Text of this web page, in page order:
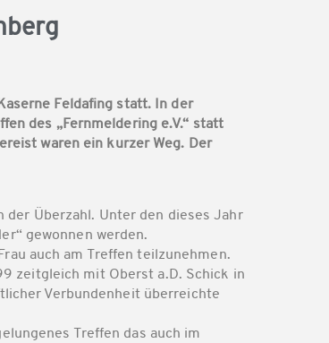
Feldafing statt. In der
des „Fernmeldering e.V.“ statt
waren ein kurzer Weg. Der
Überzahl. Unter den dieses Jahr
gewonnen werden.
auch am Treffen teilzunehmen.
zeitgleich mit Oberst a.D. Schick in
Verbundenheit überreichte
Treffen das auch im